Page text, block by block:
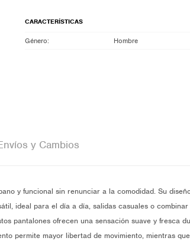
CARACTERÍSTICAS
Género Hombre
y Cambios
y funcional sin renunciar a la comodidad. Su
ideal para el día a día, salidas casuales o combinar
pantalones ofrecen una sensación suave y fresca
permite mayor libertad de movimiento, mientras